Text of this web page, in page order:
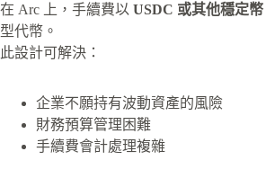
在 Arc 上，手續費以 USDC 或其他穩定幣
型代幣。
此設計可解決：
企業不願持有波動資產的風險
財務預算管理困難
手續費會計處理複雜